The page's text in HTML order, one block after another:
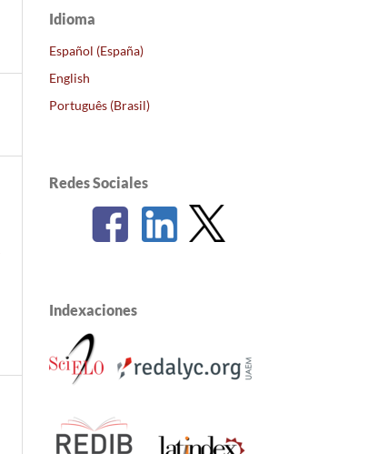
Idioma
Español (España)
English
Português (Brasil)
Redes Sociales
Indexaciones